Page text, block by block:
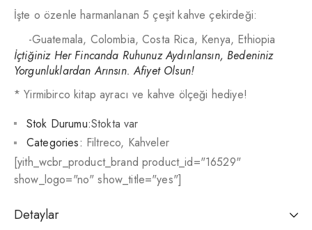
İşte o özenle harmanlanan 5 çeşit kahve çekirdeği:
-Guatemala, Colombia, Costa Rica, Kenya, Ethiopia
İçtiğiniz Her Fincanda Ruhunuz Aydınlansın, Bedeniniz
Yorgunluklardan Arınsın. Afiyet Olsun!
* Yirmibirco kitap ayracı ve kahve ölçeği hediye!
Stok Durumu:Stokta var
Categories: Filtreco, Kahveler
[yith_wcbr_product_brand product_id="16529"
show_logo="no" show_title="yes"]
Detaylar